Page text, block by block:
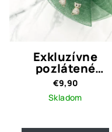
Exkluzívne
pozlátené
náušnice Carly
€9,90
Skladom